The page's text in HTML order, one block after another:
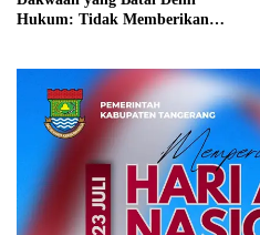
Hukum: Tidak Memberikan